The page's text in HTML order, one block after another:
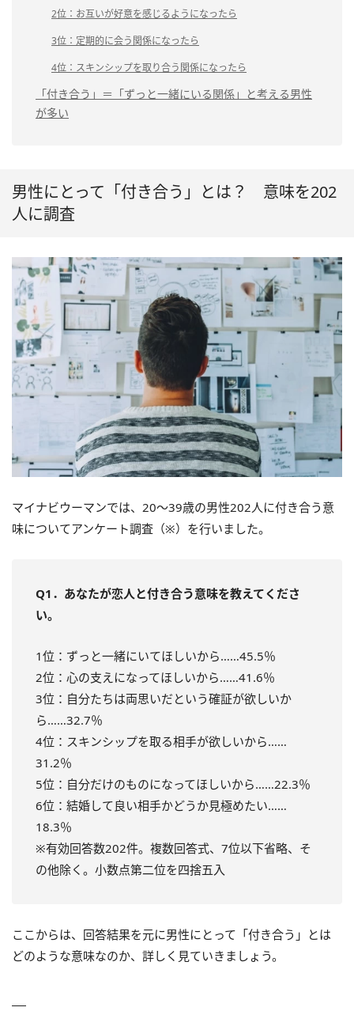
2位：お互いが好意を感じるようになったら
3位：定期的に会う関係になったら
4位：スキンシップを取り合う関係になったら
「付き合う」＝「ずっと一緒にいる関係」と考える男性
が多い
男性にとって「付き合う」とは？ 意味を202
人に調査
マイナビウーマンでは、20～39歳の男性202人に付き合う意
味についてアンケート調査（※）を行いました。
Q1．あなたが恋人と付き合う意味を教えてくださ
い。
1位：ずっと一緒にいてほしいから……45.5％
2位：心の支えになってほしいから……41.6％
3位：自分たちは両思いだという確証が欲しいか
ら……32.7％
4位：スキンシップを取る相手が欲しいから……
31.2％
5位：自分だけのものになってほしいから……22.3％
6位：結婚して良い相手かどうか見極めたい……
18.3％
※有効回答数202件。複数回答式、7位以下省略、そ
の他除く。小数点第二位を四捨五入
ここからは、回答結果を元に男性にとって「付き合う」とは
どのような意味なのか、詳しく見ていきましょう。